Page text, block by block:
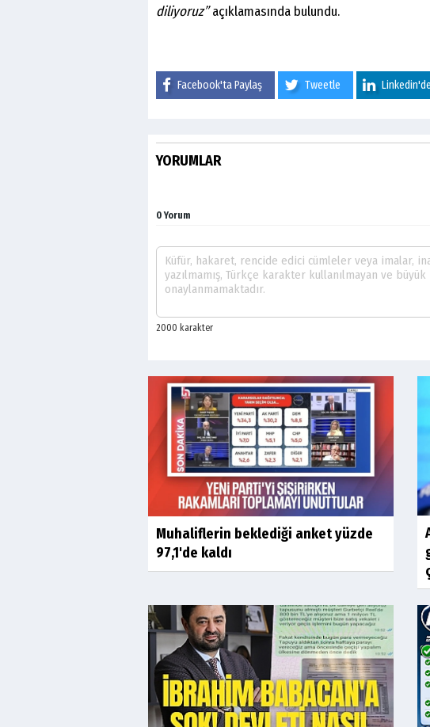
diliyoruz”açıklamasında bulundu.
Facebook'ta Paylaş Tweetle
YORUMLAR
0 Yorum
Muhaliflerin beklediği anket yüzde
97,1'de kaldı